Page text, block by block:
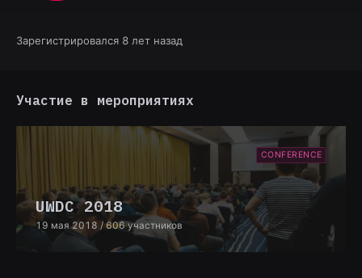
6
Зарегистрировался 8 лет назад
Участие в мероприятиях
CONFERENCE
UWDC 2018
19 мая 2018 / 606 участников